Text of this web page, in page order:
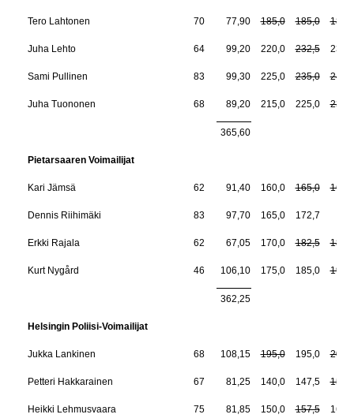
Tero Lahtonen 70 77,90 185,0 185,0 185,0
Juha Lehto 64 99,20 220,0 232,5 232,5
Sami Pullinen 83 99,30 225,0 235,0 245,0
Juha Tuononen 68 89,20 215,0 225,0 232,5
365,60
Pietarsaaren Voimailijat
Kari Jämsä 62 91,40 160,0 165,0 165,0
Dennis Riihimäki 83 97,70 165,0 172,7
Erkki Rajala 62 67,05 170,0 182,5 182,5
Kurt Nygård 46 106,10 175,0 185,0 192,5
362,25
Helsingin Poliisi-Voimailijat
Jukka Lankinen 68 108,15 195,0 195,0 205,0
Petteri Hakkarainen 67 81,25 140,0 147,5 150,0
Heikki Lehmusvaara 75 81,85 150,0 157,5 160,0